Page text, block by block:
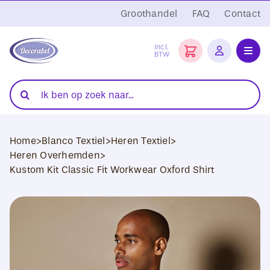
naar
inhoud
Groothandel FAQ Contact
Incl.
BTW
Folies
Transferpersen
Sublimatie
Zoeken
naar:
Home>Blanco Textiel>Heren Textiel>
Heren Overhemden>
Kustom Kit Classic Fit Workwear Oxford Shirt